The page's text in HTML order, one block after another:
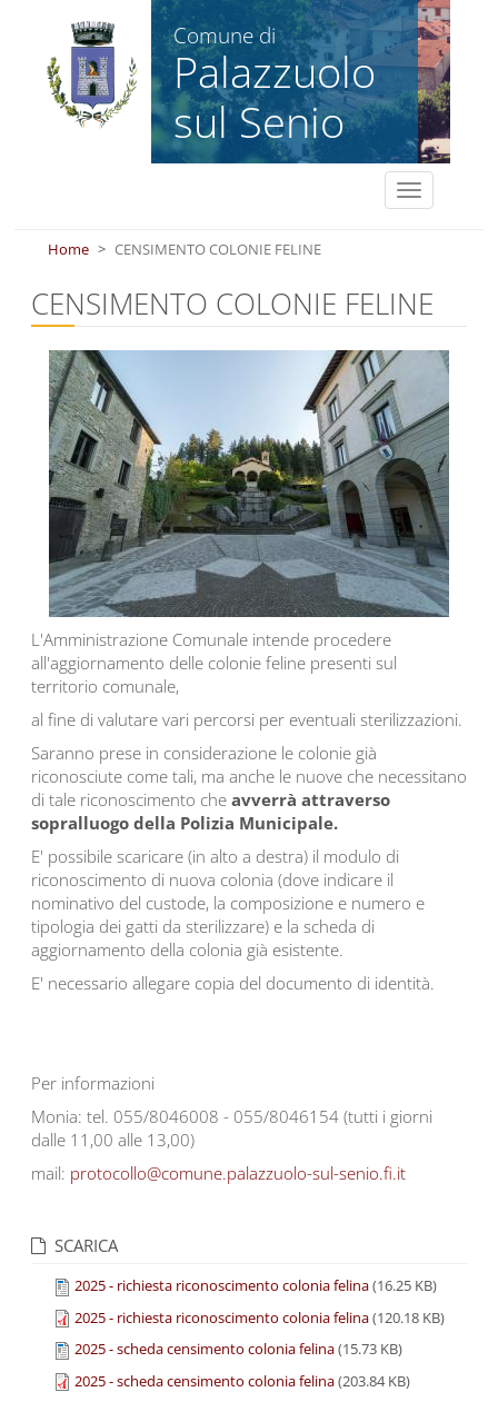
Salta al contenuto principale
Comune di
Palazzuolo
sul Senio
Toggle
navigation
Home
CENSIMENTO COLONIE FELINE
CENSIMENTO COLONIE FELINE
L'Amministrazione Comunale intende procedere
all'aggiornamento delle colonie feline presenti sul
territorio comunale,
al fine di valutare vari percorsi per eventuali sterilizzazioni.
Saranno prese in considerazione le colonie già
riconosciute come tali, ma anche le nuove che necessitano
di tale riconoscimento che avverrà attraverso
sopralluogo della Polizia Municipale.
E' possibile scaricare (in alto a destra) il modulo di
riconoscimento di nuova colonia (dove indicare il
nominativo del custode, la composizione e numero e
tipologia dei gatti da sterilizzare) e la scheda di
aggiornamento della colonia già esistente.
E' necessario allegare copia del documento di identità.
Per informazioni
Monia: tel. 055/8046008 - 055/8046154 (tutti i giorni
dalle 11,00 alle 13,00)
mail: protocollo@comune.palazzuolo-sul-senio.fi.it
SCARICA
2025 - richiesta riconoscimento colonia felina(16.25 KB)
2025 - richiesta riconoscimento colonia felina(120.18 KB)
2025 - scheda censimento colonia felina(15.73 KB)
2025 - scheda censimento colonia felina(203.84 KB)